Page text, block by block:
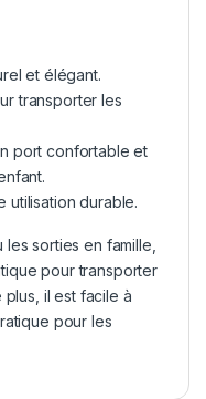
et élégant.
transporter les
port confortable et
utilisation durable.
sorties en famille,
pour transporter
il est facile à
pour les